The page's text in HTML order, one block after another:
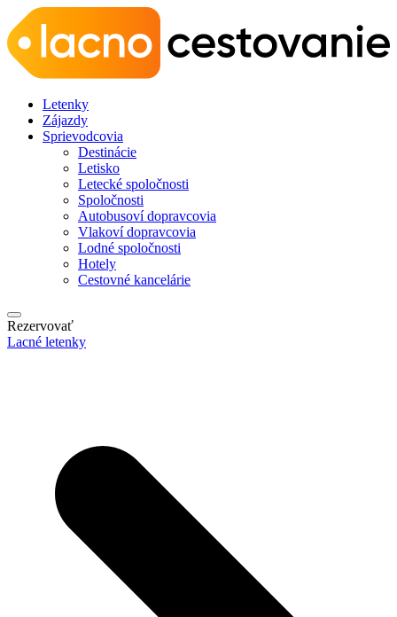
Letenky
Zájazdy
Sprievodcovia
Destinácie
Letisko
Letecké spoločnosti
Spoločnosti
Autobusoví dopravcovia
Vlakoví dopravcovia
Lodné spoločnosti
Hotely
Cestovné kancelárie
Rezervovať
Lacné letenky